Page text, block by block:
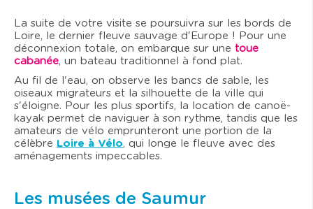
La suite de votre visite se poursuivra sur les bords de
Loire, le dernier fleuve sauvage d'Europe ! Pour une
déconnexion totale, on embarque sur une toue
cabanée, un bateau traditionnel à fond plat.
Au fil de l'eau, on observe les bancs de sable, les
oiseaux migrateurs et la silhouette de la ville qui
s'éloigne. Pour les plus sportifs, la location de canoë-
kayak permet de naviguer à son rythme, tandis que les
amateurs de vélo emprunteront une portion de la
célèbre Loire à Vélo, qui longe le fleuve avec des
aménagements impeccables.
Les musées de Saumur